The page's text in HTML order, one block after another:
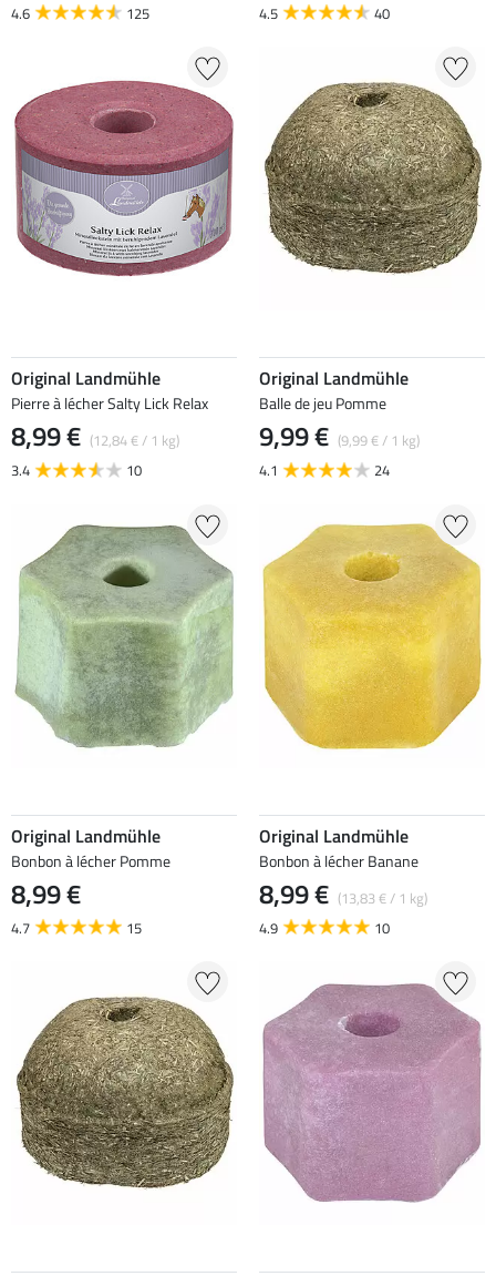
4.6
125
4.5
40
Original Landmühle
Pierre à lécher Salty Lick Relax
8,99 € (12,84 € / 1 kg)
3.4
10
Original Landmühle
Balle de jeu Pomme
9,99 € (9,99 € / 1 kg)
4.1
24
Original Landmühle
Bonbon à lécher Pomme
8,99 €
4.7 15
Original Landmühle
Bonbon à lécher Banane
8,99 € (13,83 € / 1 kg)
4.9
10